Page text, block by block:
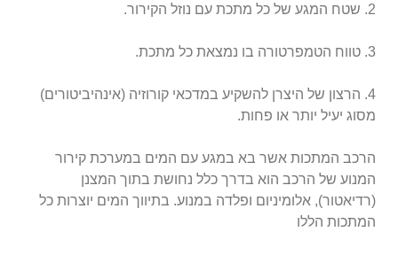
2. שטח המגע של כל מתכת עם נוזל הקירור.
3. טווח הטמפרטורה בו נמצאת כל מתכת.
4. הרצון של היצרן להשקיע במדכאי קורוזיה (אינהיביטורים)
מסוג יעיל יותר או פחות.
הרכב המתכות אשר בא במגע עם המים במערכת קירור
המנוע של הרכב הוא בדרך כלל נחושת בתוך המצנן
(רדיאטור), אלומיניום ופלדה במנוע. בתיווך המים יוצרות כל
המתכות הללו